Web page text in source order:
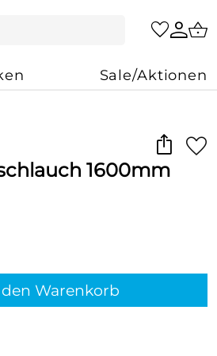
Sale/Aktionen
1600mm
Warenkorb